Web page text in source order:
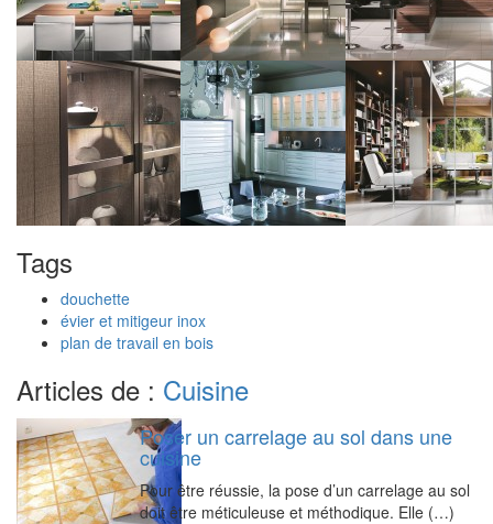
Tags
douchette
évier et mitigeur inox
plan de travail en bois
Articles de : Cuisine
Poser un carrelage au sol dans une
cuisine
Pour être réussie, la pose d’un carrelage au sol
doit être méticuleuse et méthodique. Elle (…)